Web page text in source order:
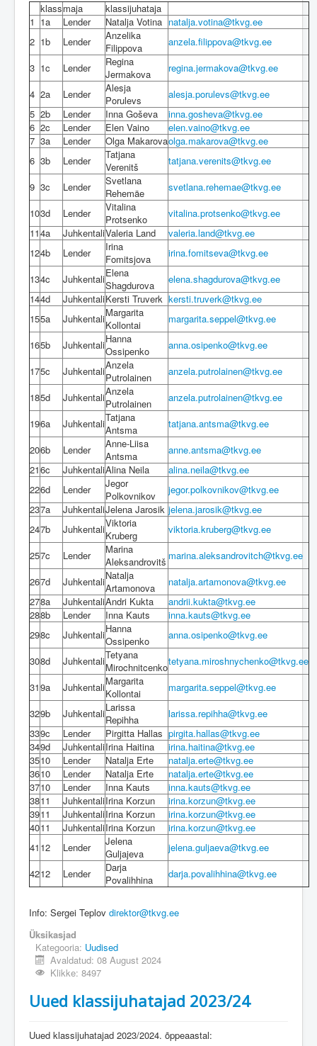
klassmaja
klassijuhataja
1 1a Lender Natalja Votina natalja.votina@tkvg.ee
2 1b Lender
Anzelika
Filippova
anzela.filippova@tkvg.ee
3 1c Lender
Regina
Jermakova
regina.jermakova@tkvg.ee
4 2a Lender
Alesja
Porulevs
alesja.porulevs@tkvg.ee
5 2b Lender Inna Goševa
inna.gosheva@tkvg.ee
6 2c Lender Elen Vaino
elen.vaino@tkvg.ee
7 3a Lender Olga Makarovaolga.makarova@tkvg.ee
6 3b Lender
Tatjana
Verenitš
tatjana.verenits@tkvg.ee
9 3c Lender
Svetlana
Rehemäe
svetlana.rehemae@tkvg.ee
103d Lender
Vitalina
Protsenko
vitalina.protsenko@tkvg.ee
114a JuhkentaliValeria Land
valeria.land@tkvg.ee
124b Lender
Irina
Fomitsjova
irina.fomitseva@tkvg.ee
134c JuhkentaliElena
Shagdurova
elena.shagdurova@tkvg.ee
144d JuhkentaliKersti Truverk kersti.truverk@tkvg.ee
155a JuhkentaliMargarita
Kollontai
margarita.seppel@tkvg.ee
165b JuhkentaliHanna
Ossipenko
anna.osipenko@tkvg.ee
175c JuhkentaliAnzela
Putrolainen
anzela.putrolainen@tkvg.ee
185d JuhkentaliAnzela
Putrolainen
anzela.putrolainen@tkvg.ee
196a JuhkentaliTatjana
Antsma
tatjana.antsma@tkvg.ee
206b Lender
Anne-Liisa
Antsma
anne.antsma@tkvg.ee
216c JuhkentaliAlina Neila
alina.neila@tkvg.ee
226d Lender
Jegor
Polkovnikov
jegor.polkovnikov@tkvg.ee
237a JuhkentaliJelena Jarosik jelena.jarosik@tkvg.ee
247b JuhkentaliViktoria
Kruberg
viktoria.kruberg@tkvg.ee
257c Lender
Marina
Aleksandrovitš marina.aleksandrovitch@tkvg.ee
267d JuhkentaliNatalja
Artamonova
natalja.artamonova@tkvg.ee
278a JuhkentaliAndri Kukta
andrii.kukta@tkvg.ee
288b Lender Inna Kauts
inna.kauts@tkvg.ee
298c JuhkentaliHanna
Ossipenko
anna.osipenko@tkvg.ee
308d JuhkentaliTetyana
Mirochnitcenkotetyana.miroshnychenko@tkvg.ee
319a JuhkentaliMargarita
Kollontai
margarita.seppel@tkvg.ee
329b JuhkentaliLarissa
Repihha
larissa.repihha@tkvg.ee
339c Lender Pirgitta Hallas pirgita.hallas@tkvg.ee
349d JuhkentaliIrina Haitina
irina.haitina@tkvg.ee
3510 Lender Natalja Erte
natalja.erte@tkvg.ee
3610 Lender Natalja Erte
natalja.erte@tkvg.ee
3710 Lender Inna Kauts
inna.kauts@tkvg.ee
3811 JuhkentaliIrina Korzun
irina.korzun@tkvg.ee
3911 JuhkentaliIrina Korzun
irina.korzun@tkvg.ee
4011 JuhkentaliIrina Korzun
irina.korzun@tkvg.ee
41 12 Lender
Jelena
Guljajeva
jelena.guljaeva@tkvg.ee
4212 Lender
Darja
Povalihhina
darja.povalihhina@tkvg.ee
Info: Sergei Teplov direktor@tkvg.ee
Üksikasjad
Kategooria: Uudised
Avaldatud: 08 August 2024
Klikke: 8497
Uued klassijuhatajad 2023/24
Uued klassijuhatajad 2023/2024. õppeaastal: